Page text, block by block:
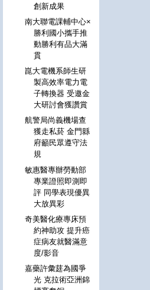
創新成果
南大聯電課輔中心×
勝利國小攜手推
動勝利有品大滿
貫
崑大電機系師生研
製高效率電力電
子轉換器 受邀金
大研討會獲讚賞
航警局尚義機場查
獲走私菸 金門縣
府籲民眾遵守法
規
敏惠醫專辦勞動部
專業證照即測即
評 同學表現優異
大放異彩
奇美醫化療專床預
約神助攻 提升癌
症病友就醫滿意
度/影音
嘉藥許彙莛為國爭
光 克拉術亞洲錦